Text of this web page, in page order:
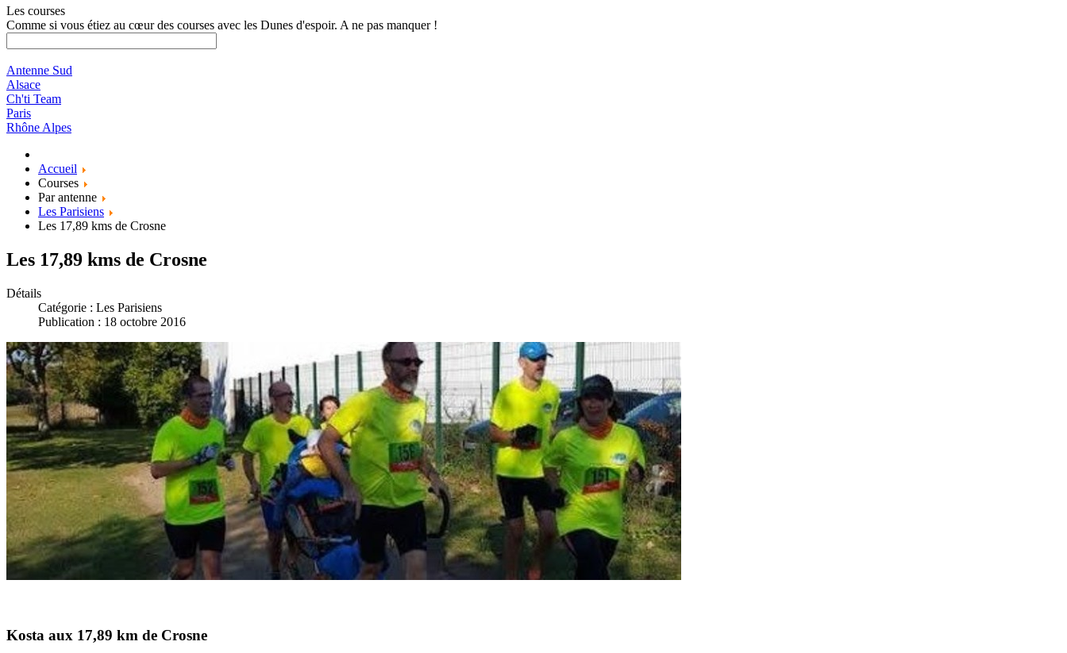
Les courses
Comme si vous étiez au cœur des courses avec les Dunes d'espoir. A ne pas manquer !
Antenne Sud
Alsace
Ch'ti Team
Paris
Rhône Alpes
Accueil
Courses
Par antenne
Les Parisiens
Les 17,89 kms de Crosne
Les 17,89 kms de Crosne
Détails
Catégorie : Les Parisiens
Publication : 18 octobre 2016
Kosta aux 17,89 km de Crosne